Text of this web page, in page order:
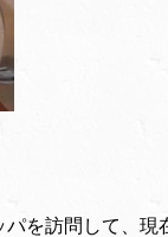
を訪問して、現